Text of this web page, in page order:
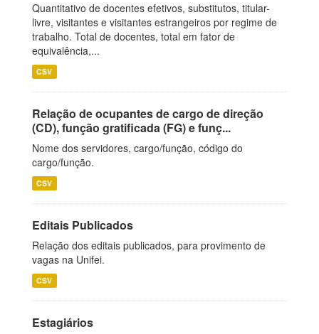
Quantitativo de docentes efetivos, substitutos, titular-
livre, visitantes e visitantes estrangeiros por regime de
trabalho. Total de docentes, total em fator de
equivalência,...
CSV
Relação de ocupantes de cargo de direção
(CD), função gratificada (FG) e funç...
Nome dos servidores, cargo/função, código do
cargo/função.
CSV
Editais Publicados
Relação dos editais publicados, para provimento de
vagas na Unifei.
CSV
Estagiários